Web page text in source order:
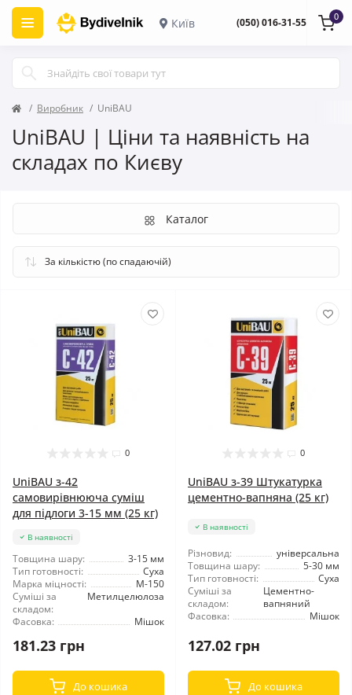
Київ (050) 016-31-55 0
Виробник UniBAU
UniBAU | Ціни та наявність на
складах по Києву
Каталог
0
UniBAU з-42
самовирівнююча суміш
для підлоги 3-15 мм (25 кг)
В наявності
Товщина шару:
3-15 мм
Тип готовності:
Суха
Марка міцності:
М-150
Суміші за
складом:
Метилцелюлоза
Фасовка:
Мішок
181.23 грн
До кошика
0
UniBAU з-39 Штукатурка
цементно-вапняна (25 кг)
В наявності
Різновид:
універсальна
Товщина шару:
5-30 мм
Тип готовності:
Суха
Суміші за
складом:
Цементно-
вапняний
Фасовка:
Мішок
127.02 грн
До кошика